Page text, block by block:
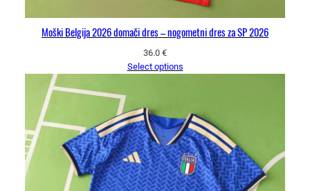
Moški Belgija 2026 domači dres – nogometni dres za SP 2026
36.0 €
Select options